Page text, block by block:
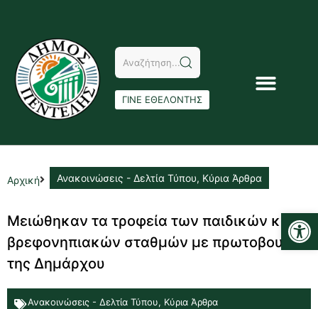
ΓΙΝΕ ΕΘΕΛΟΝΤΗΣ
Αρχική Ανακοινώσεις - Δελτία Τύπου, Κύρια Άρθρα
Μειώθηκαν τα τροφεία των παιδικών και
βρεφονηπιακών σταθμών με πρωτοβουλία
της Δημάρχου
Ανακοινώσεις - Δελτία Τύπου, Κύρια Άρθρα